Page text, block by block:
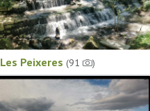
Les Peixeres (91 )